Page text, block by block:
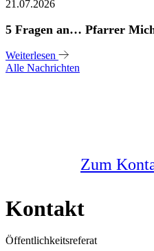
21.07.2026
5 Fragen an… Pfarrer
Weiterlesen
Alle Nachrichten
Zum
Kontakt
Öffentlichkeitsreferat